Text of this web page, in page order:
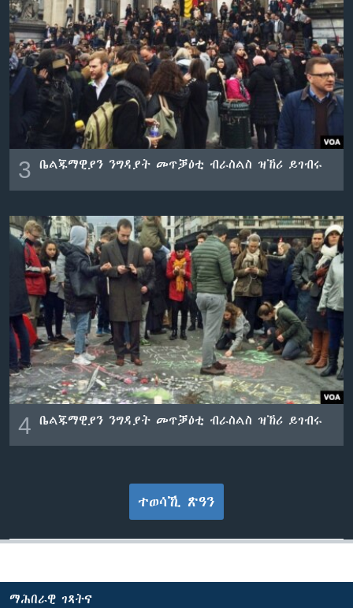
3 ቤልጁማዊያን ንግዳያት መጥቓዕቲ ብራስልስ ዝኽሪ ይገብሩ
4 ቤልጁማዊያን ንግዳያት መጥቓዕቲ ብራስልስ ዝኽሪ ይገብሩ
ተወሳኺ ጽዓን
ማሕበራዊ ገጻትና